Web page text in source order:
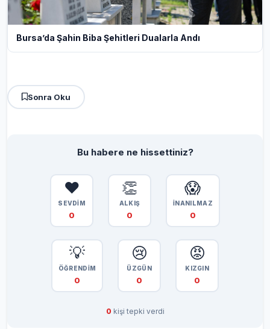
Bursa’da Şahin Biba Şehitleri Dualarla Andı
Sonra Oku
Bu habere ne hissettiniz?
❤️
SEVDİM
0
👏
ALKIŞ
0
😱
İNANILMAZ
0
💡
ÖĞRENDİM
0
😢
ÜZGÜN
0
😡
KIZGIN
0
0 kişi tepki verdi